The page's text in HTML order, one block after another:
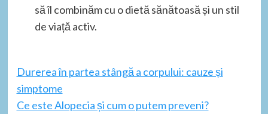
să îl combinăm cu o dietă sănătoasă și un stil
de viață activ.
Durerea în partea stângă a corpului: cauze și
simptome
Ce este Alopecia și cum o putem preveni?